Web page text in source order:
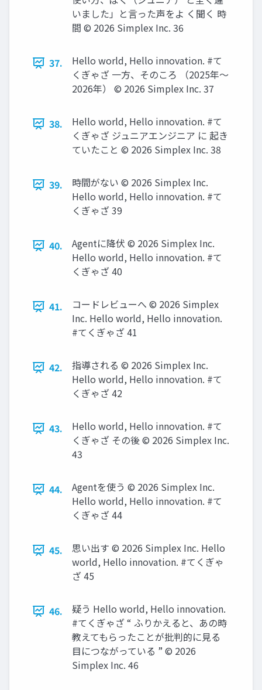
いました」と言った声をよ く聞く 時
間 ©️ 2026 Simplex Inc. 36
37.
Hello world, Hello innovation. #て
くぎゃざ 一方、そのころ （2025年〜
2026年） ©️ 2026 Simplex Inc. 37
38.
Hello world, Hello innovation. #て
くぎゃざ ジュニアエンジニア に 起き
ていたこと ©️ 2026 Simplex Inc. 38
39.
時間がない ©️ 2026 Simplex Inc.
Hello world, Hello innovation. #て
くぎゃざ 39
40.
Agentに降伏 ©️ 2026 Simplex Inc.
Hello world, Hello innovation. #て
くぎゃざ 40
41.
コードレビューへ ©️ 2026 Simplex
Inc. Hello world, Hello innovation.
#てくぎゃざ 41
42.
指導される ©️ 2026 Simplex Inc.
Hello world, Hello innovation. #て
くぎゃざ 42
43.
Hello world, Hello innovation. #て
くぎゃざ その後 ©️ 2026 Simplex Inc.
43
44.
Agentを使う ©️ 2026 Simplex Inc.
Hello world, Hello innovation. #て
くぎゃざ 44
45.
思い出す ©️ 2026 Simplex Inc. Hello
world, Hello innovation. #てくぎゃ
ざ 45
46.
疑う Hello world, Hello innovation.
#てくぎゃざ “ ふりかえると、あの時
教えてもらったことが批判的に見る
目につながっている ” ©️ 2026
Simplex Inc. 46